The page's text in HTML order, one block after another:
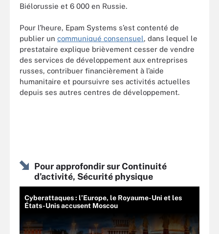
Biélorussie et 6 000 en Russie.
Pour l’heure, Epam Systems s’est contenté de
publier un communiqué consensuel, dans lequel le
prestataire explique brièvement cesser de vendre
des services de développement aux entreprises
russes, contribuer financièrement à l’aide
humanitaire et poursuivre ses activités actuelles
depuis ses autres centres de développement.
Pour approfondir sur Continuité
d’activité, Sécurité physique
Cyberattaques : l’Europe, le Royaume-Uni et les
États-Unis accusent Moscou